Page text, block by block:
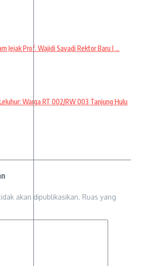
Jejak Prof. Wajidi Sayadi Rektor Baru I ...
Warga RT 002/RW 003 Tanjung Hulu
akan dipublikasikan. Ruas yang